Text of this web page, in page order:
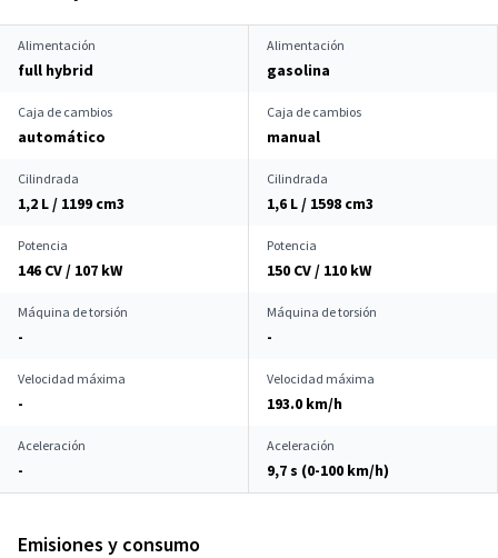
Alimentación
full hybrid
Alimentación
gasolina
Caja de cambios
automático
Caja de cambios
manual
Cilindrada
1,2 L / 1199 cm3
Cilindrada
1,6 L / 1598 cm3
Potencia
146 CV / 107 kW
Potencia
150 CV / 110 kW
Máquina de torsión
-
Máquina de torsión
-
Velocidad máxima
-
Velocidad máxima
193.0 km/h
Aceleración
-
Aceleración
9,7 s (0-100 km/h)
Emisiones y consumo